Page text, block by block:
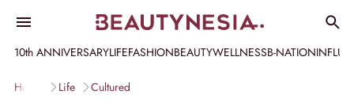
10th ANNIVERSARYLIFEFASHIONBEAUTYWELLNESSB-NATION
Home Life Cultured